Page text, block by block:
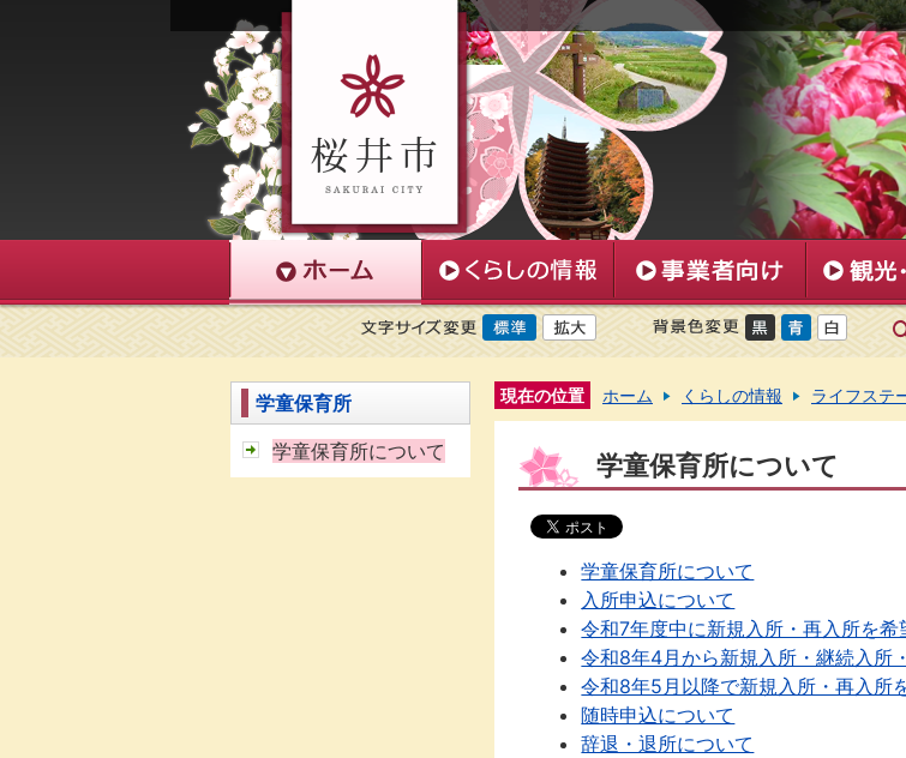
学童保育所
学童保育所について
現在の位置 ホーム くらしの情報 ライフステ
学童保育所について
学童保育所について
入所申込について
令和7年度中に新規入所・再入所を希
令和8年4月から新規入所・継続入所
令和8年5月以降で新規入所・再入所
随時申込について
辞退・退所について